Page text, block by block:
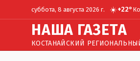
суббота, 8 августа 2026 г. ☀️+22°
НАША ГАЗЕТА
КОСТАНАЙСКИЙ